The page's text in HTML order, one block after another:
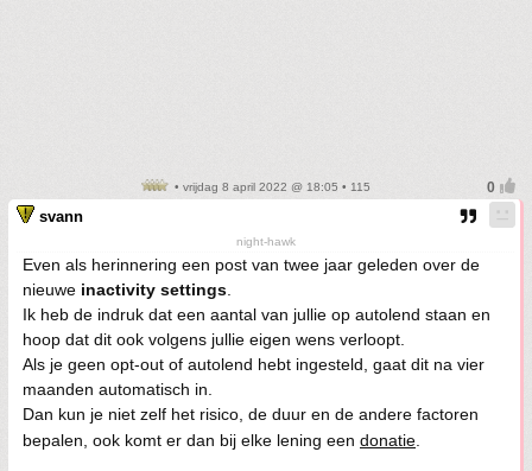
• vrijdag 8 april 2022 @ 18:05 • 115
svann
night-hawk
Even als herinnering een post van twee jaar geleden over de
nieuwe inactivity settings
Ik heb de indruk dat een aantal van jullie op autolend staan en
hoop dat dit ook volgens jullie eigen wens verloopt.
Als je geen opt-out of autolend hebt ingesteld, gaat dit na vier
maanden automatisch in.
Dan kun je niet zelf het risico, de duur en de andere factoren
bepalen, ook komt er dan bij elke lening een donatie